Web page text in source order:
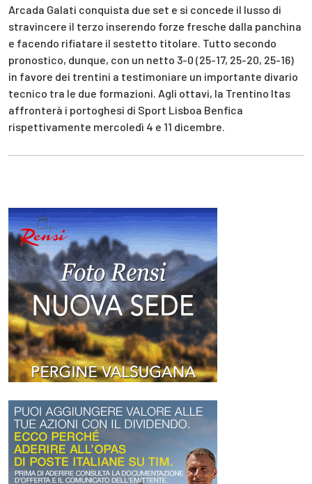
Arcada Galati conquista due set e si concede il lusso di
stravincere il terzo inserendo forze fresche dalla panchina
e facendo rifiatare il sestetto titolare. Tutto secondo
pronostico, dunque, con un netto 3-0 (25-17, 25-20, 25-16)
in favore dei trentini a testimoniare un importante divario
tecnico tra le due formazioni. Agli ottavi, la Trentino Itas
affronterà i portoghesi di Sport Lisboa Benfica
rispettivamente mercoledì 4 e 11 dicembre.